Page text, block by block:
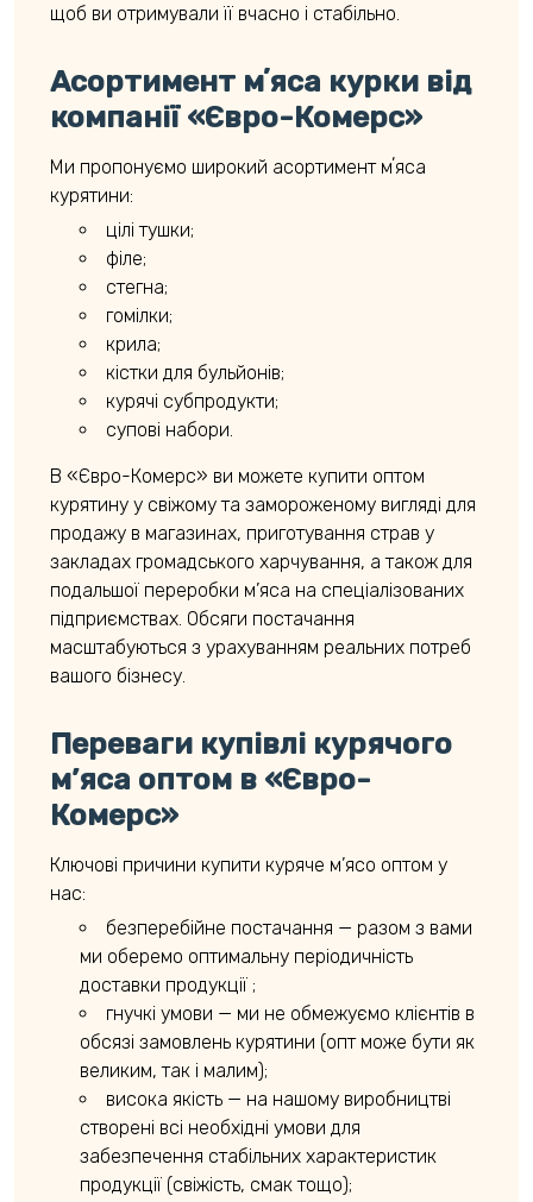
щоб ви отримували її вчасно і стабільно.
Асортимент мʼяса курки від
компанії «Євро-Комерс»
Ми пропонуємо широкий асортимент мʼяса
курятини:
цілі тушки;
філе;
стегна;
гомілки;
крила;
кістки для бульйонів;
курячі субпродукти;
супові набори.
В «Євро-Комерс» ви можете купити оптом
курятину у свіжому та замороженому вигляді для
продажу в магазинах, приготування страв у
закладах громадського харчування, а також для
подальшої переробки м’яса на спеціалізованих
підприємствах. Обсяги постачання
масштабуються з урахуванням реальних потреб
вашого бізнесу.
Переваги купівлі курячого
м’яса оптом в «Євро-
Комерс»
Ключові причини купити куряче м’ясо оптом у
нас:
безперебійне постачання — разом з вами
ми оберемо оптимальну періодичність
доставки продукції ;
гнучкі умови — ми не обмежуємо клієнтів в
обсязі замовлень курятини (опт може бути як
великим, так і малим);
висока якість — на нашому виробництві
створені всі необхідні умови для
забезпечення стабільних характеристик
продукції (свіжість, смак тощо);